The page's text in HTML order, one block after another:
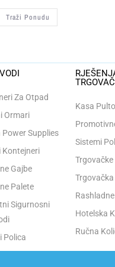
Traži Ponudu
Za Otpad
Ormari
Power Supplies
Kontejneri
Gajbe
Palete
Sigurnosni
Polica
Kasa
Sistemi
Trgovačke
Hotelska
Ručna